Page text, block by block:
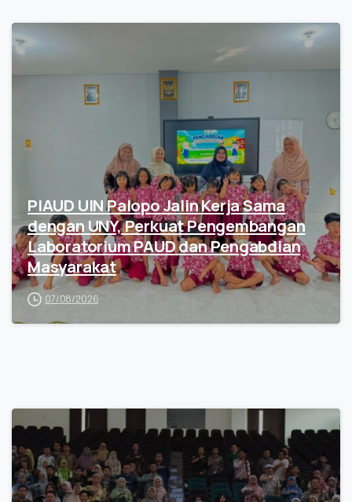
PIAUD UIN Palopo Jalin Kerja Sama
dengan UNY, Perkuat Pengembangan
Laboratorium PAUD dan Pengabdian
Masyarakat
07/08/2026